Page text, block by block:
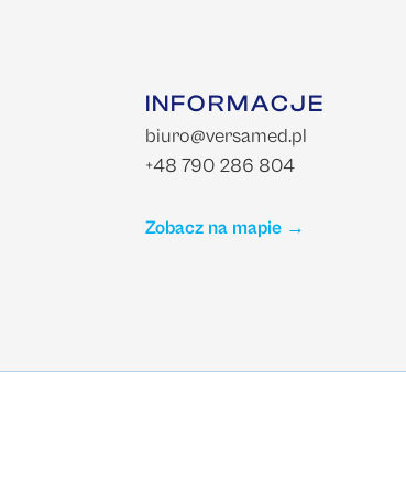
INFORMACJE
biuro@versamed.pl
+48 790 286 804
Zobacz na mapie →